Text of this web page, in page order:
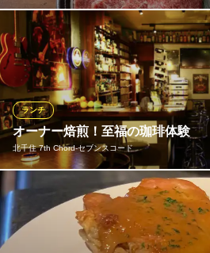
イタリアンバル 2538
こだわりの煮込み料理
地下鉄北千住駅西口 徒歩3分
東京都足立区千住3-36 マツマルビル2F
豚盛り合わせ定食
968円(税込)
カルビ定食
1,078円(税込)
ロース定食
1,078円(税込)
ランチメニューをも
東武伊勢崎線（東武スカイツリーラ
東京都足立区千住旭町19-7
3種盛りなどお得なセットメニューも
おすすめランチメニュー
特選人気3種セット
2,750円(税込)
和牛上2種盛りセット
2,900円(税込)
和牛上カルビセット
2,450円(税込)
ランチメニューをも
オーナー焙煎！至福の珈琲体験
北千住 7th Chord‐セブンスコード
ランチ
夜はミュージックバーとして営業する
「WANI CAFE（ワニカフェ）」とし
の技術を活かして厳選したコーヒー豆
焙煎豆を使ったコーヒーは絶品。焙煎